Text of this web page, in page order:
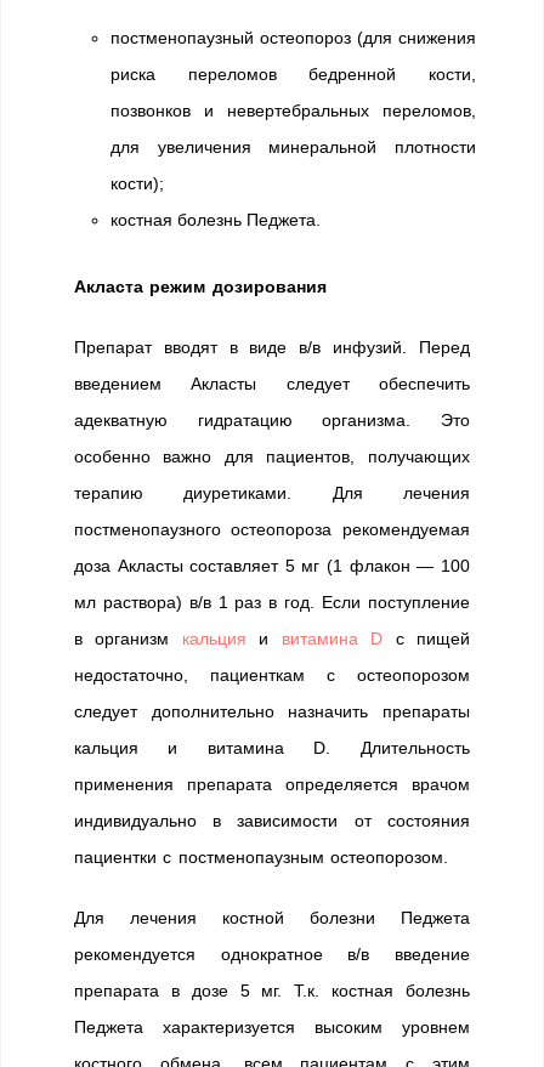
постменопаузный остеопороз (для снижения
риска переломов бедренной кости,
позвонков и невертебральных переломов,
для увеличения минеральной плотности
кости);
костная болезнь Педжета.
Акласта режим дозирования
Препарат вводят в виде в/в инфузий. Перед
введением Акласты следует обеспечить
адекватную гидратацию организма. Это
особенно важно для пациентов, получающих
терапию диуретиками. Для лечения
постменопаузного остеопороза рекомендуемая
доза Акласты составляет 5 мг (1 флакон — 100
мл раствора) в/в 1 раз в год. Если поступление
в организм кальция и витамина D с пищей
недостаточно, пациенткам с остеопорозом
следует дополнительно назначить препараты
кальция и витамина D. Длительность
применения препарата определяется врачом
индивидуально в зависимости от состояния
пациентки с постменопаузным остеопорозом.
Для лечения костной болезни Педжета
рекомендуется однократное в/в введение
препарата в дозе 5 мг. Т.к. костная болезнь
Педжета характеризуется высоким уровнем